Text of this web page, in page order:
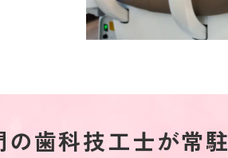
の歯科技工士が常駐